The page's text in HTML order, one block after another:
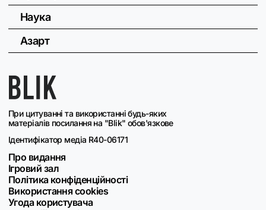
При цитуванні та використанні будь-яких
матеріалів посилання на "Blik" обов'язкове
Ідентифікатор медіа R40-06171
Про видання
Ігровий зал
Політика конфіденційності
Використання cookies
Угода користувача
Наука
Азарт